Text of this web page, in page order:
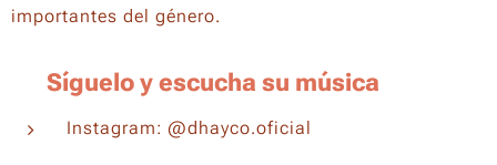
importantes del género.
Síguelo y escucha su música
Instagram: @dhayco.oficial